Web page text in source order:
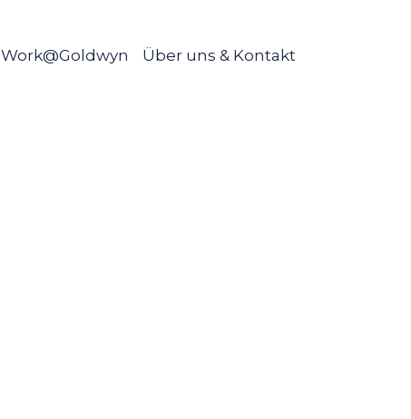
Work@Goldwyn Über uns & Kontakt